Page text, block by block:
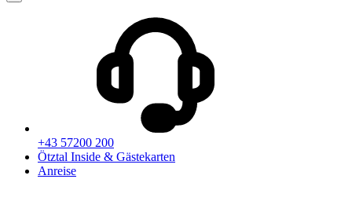
+43 57200 200
Ötztal Inside & Gästekarten
Anreise